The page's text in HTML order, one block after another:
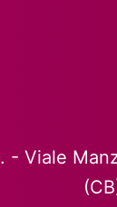
- Viale